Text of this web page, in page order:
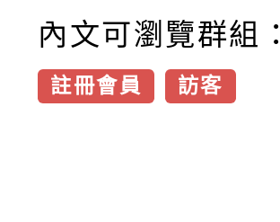
內文可瀏覽群組：
註冊會員 訪客